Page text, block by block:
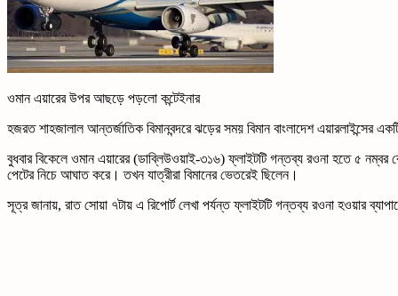
ওমান এয়ারের উপর আছড়ে পড়লো কন্টেইনার
হজরত শাহজালাল আন্তর্জাতিক বিমানবন্দরে ঝড়ের সময় বিমান বাংলাদেশ
বুধবার বিকেলে ওমান এয়ারের (ডাব্লিউওয়াই-৩১৬) ফ্লাইটটি গন্তব্য রওনা হতে ৫
পেটের নিচে আঘাত করে। তখন যাত্রীরা বিমানের ভেতরেই ছিলেন।
সূত্র জানায়, রাত সোয়া ৭টায় এ রিপোর্ট লেখা পর্যন্ত ফ্লাইটটি গন্তব্য রওনা হওয়ার